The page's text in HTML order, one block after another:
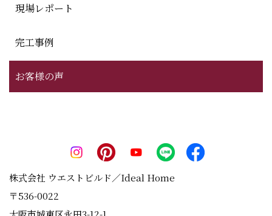
現場レポート
完工事例
お客様の声
株式会社 ウエストビルド／Ideal Home
〒536-0022